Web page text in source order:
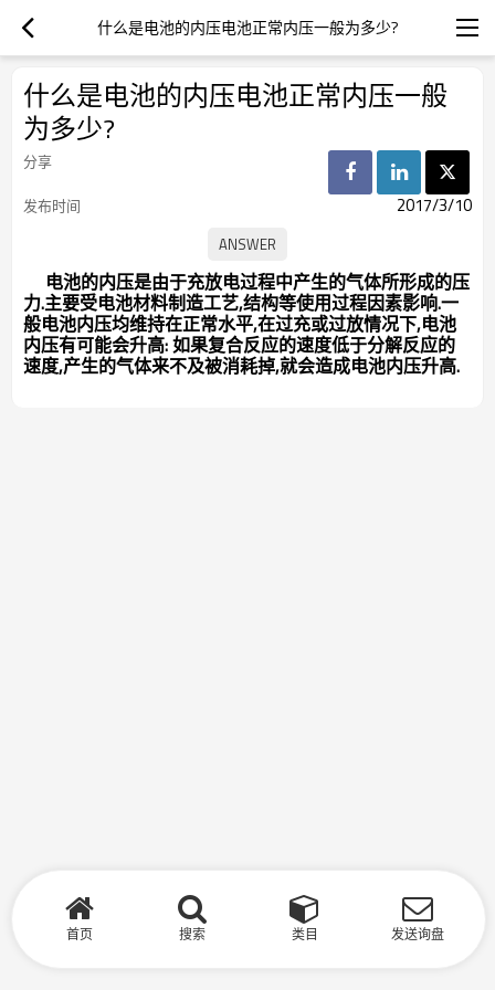
什么是电池的内压电池正常内压一般为多少?
什么是电池的内压电池正常内压一般
为多少?
分享
发布时间
2017/3/10
电池的内压是由于充放电过程中产生的气体所形成的压
力.主要受电池材料制造工艺,结构等使用过程因素影响.一
般电池内压均维持在正常水平,在过充或过放情况下,电池
内压有可能会升高:如果复合反应的速度低于分解反应的
速度,产生的气体来不及被消耗掉,就会造成电池内压升高.
首页 搜索 类目 发送询盘